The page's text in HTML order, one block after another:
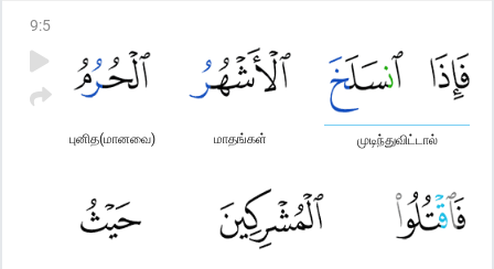
9:5
முடிந்துவிட்டால்
மாதங்கள்
புனித(மானவை)